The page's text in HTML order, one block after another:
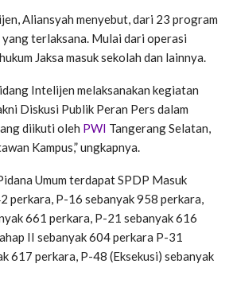
Aliansyah menyebut, dari 23 program
terlaksana. Mulai dari operasi
Jaksa masuk sekolah dan lainnya.
Intelijen melaksanakan kegiatan
Diskusi Publik Peran Pers dalam
diikuti oleh PWI Tangerang Selatan,
Kampus,” ungkapnya.
Umum terdapat SPDP Masuk
perkara, P-16 sebanyak 958 perkara,
661 perkara, P-21 sebanyak 616
II sebanyak 604 perkara P-31
617 perkara, P-48 (Eksekusi) sebanyak